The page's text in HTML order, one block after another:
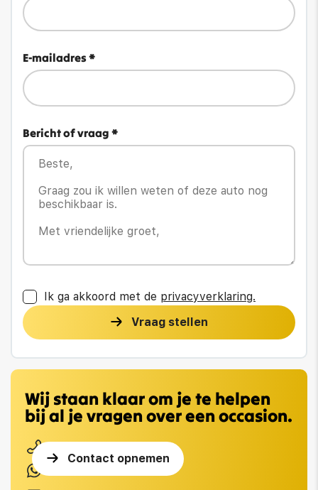
E-mailadres *
Bericht of vraag *
Ik ga akkoord met de privacyverklaring.
Vraag stellen
Wij staan klaar om je te helpen
bij al je vragen over een occasion.
Contact opnemen